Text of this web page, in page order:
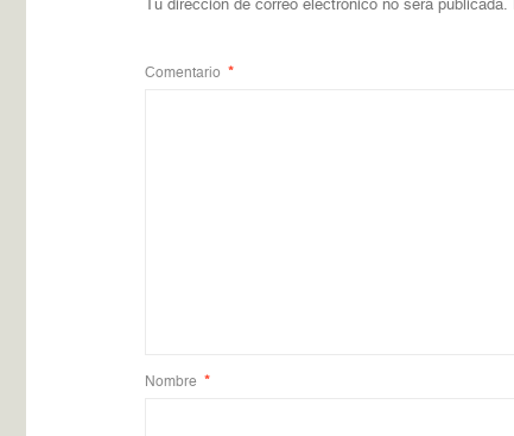
Tu dirección de correo electrónico no será publicada.
Comentario *
Nombre *